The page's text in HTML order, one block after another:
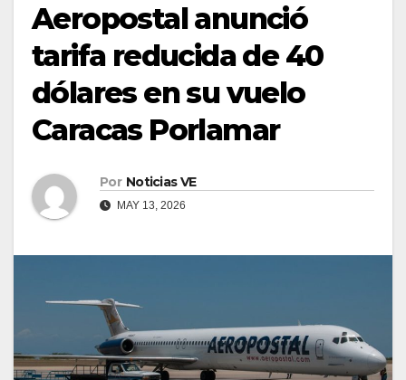
Aeropostal anunció
tarifa reducida de 40
dólares en su vuelo
Caracas Porlamar
Por Noticias VE
MAY 13, 2026